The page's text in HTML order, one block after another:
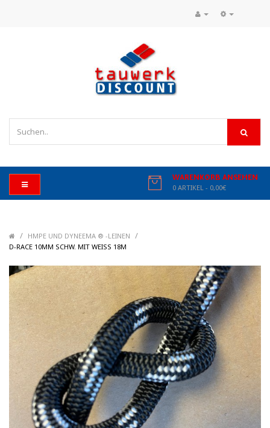
WARENKORB ANSEHEN
0 ARTIKEL - 0,00€
/ HMPE UND DYNEEMA ® -LEINEN /
D-RACE 10MM SCHW. MIT WEISS 18M